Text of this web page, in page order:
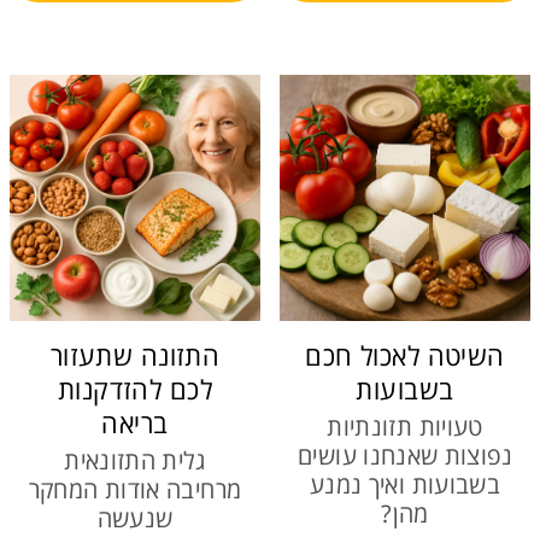
השיטה לאכול חכם
בשבועות
טעויות תזונתיות
נפוצות שאנחנו עושים
בשבועות ואיך נמנע
מהן?
התזונה שתעזור
לכם להזדקנות
בריאה
גלית התזונאית
מרחיבה אודות המחקר
שנעשה